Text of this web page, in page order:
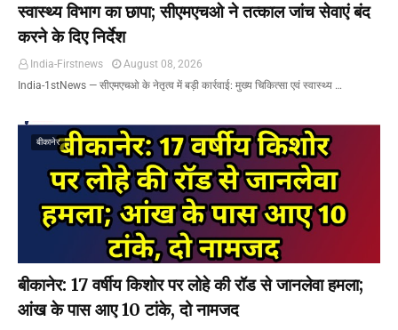
स्वास्थ्य विभाग का छापा; सीएमएचओ ने तत्काल जांच सेवाएं बंद
करने के दिए निर्देश
India-Firstnews
August 08, 2026
India-1stNews ​— सीएमएचओ के नेतृत्व में बड़ी कार्रवाई: मुख्य चिकित्सा एवं स्वास्थ्य …
बीकानेर
बीकानेर: 17 वर्षीय किशोर पर लोहे की रॉड से जानलेवा हमला;
आंख के पास आए 10 टांके, दो नामजद